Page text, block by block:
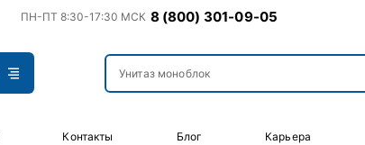
ПН-ПТ 8:30-17:30 МСК 8 (800) 301-09-05
Контакты Блог Карьера